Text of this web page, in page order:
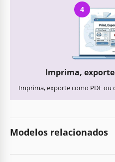
4
Imprima,
Imprima, exporte como PDF
Modelos relacionados